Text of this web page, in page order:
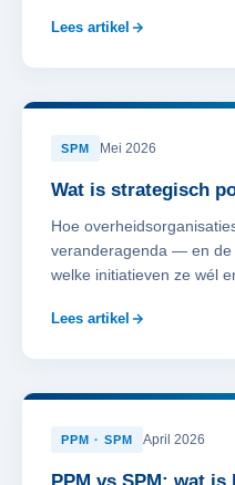
Lees artikel
SPM Mei 2026
Wat is strategisch
Hoe
veranderagenda — en de
welke initiatieven ze wél
Lees artikel
PPM · SPM April 2026